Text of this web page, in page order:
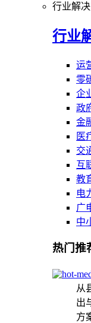
行业解
行业
运
零
企
政
金
医
交
互
教
电
广
中
热门推
从
出
方